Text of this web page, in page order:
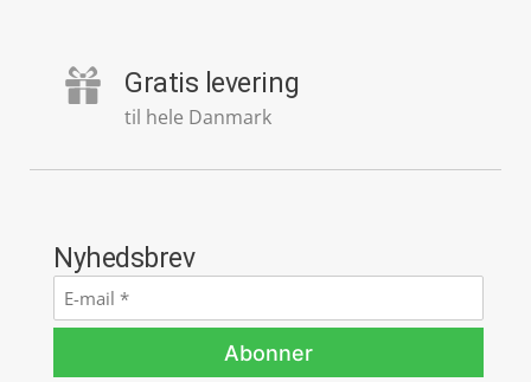
Gratis levering
til hele Danmark
Nyhedsbrev
E-
mail*
Abonner